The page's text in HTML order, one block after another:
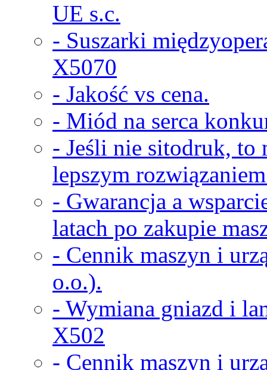
UE s.c.
- Suszarki
X5070
- Jakość vs cena.
- Miód na serca
- Jeśli nie sitodruk, to
lepszym
- Gwarancja a
latach po zakupie
- Cennik maszyn i
o.o.).
- Wymiana gniazd i
X502
- Cennik maszyn i